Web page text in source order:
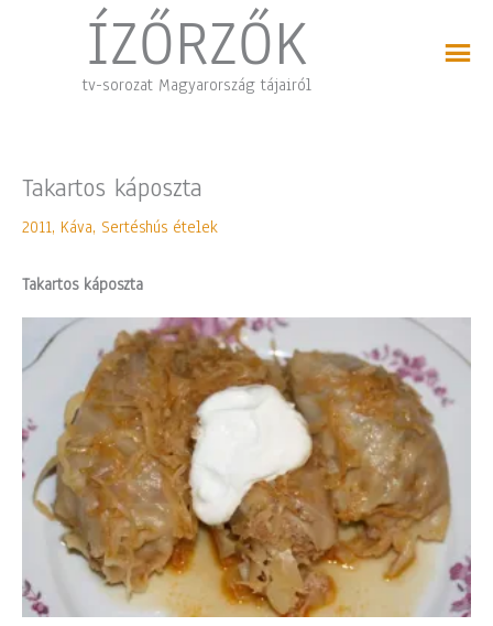
ÍZŐRZŐK
tv-sorozat Magyarország tájairól
Takartos káposzta
2011, Káva, Sertéshús ételek
Takartos káposzta